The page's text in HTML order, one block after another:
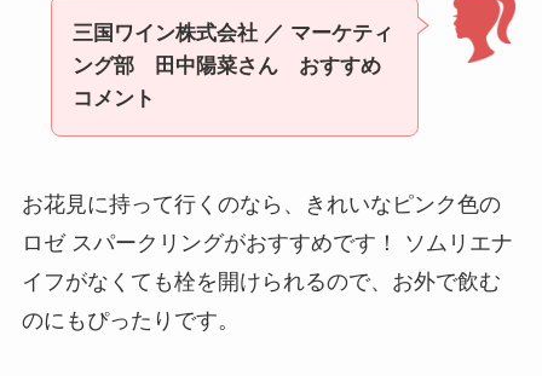
三国ワイン株式会社 ／ マーケティ
ング部 田中陽菜さん おすすめ
コメント
お花見に持って行くのなら、きれいなピンク色の
ロゼ スパークリングがおすすめです！ ソムリエナ
イフがなくても栓を開けられるので、お外で飲む
のにもぴったりです。